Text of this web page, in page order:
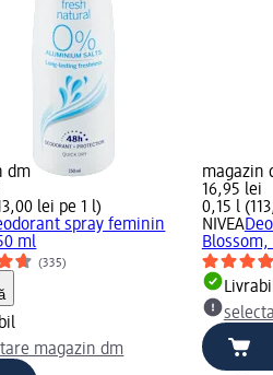
dm
lei pe 1 l)
spray feminin
ml
(335)
magazin dm
magazin
16,95 lei
0,15 l
NIVEA
Blossom,